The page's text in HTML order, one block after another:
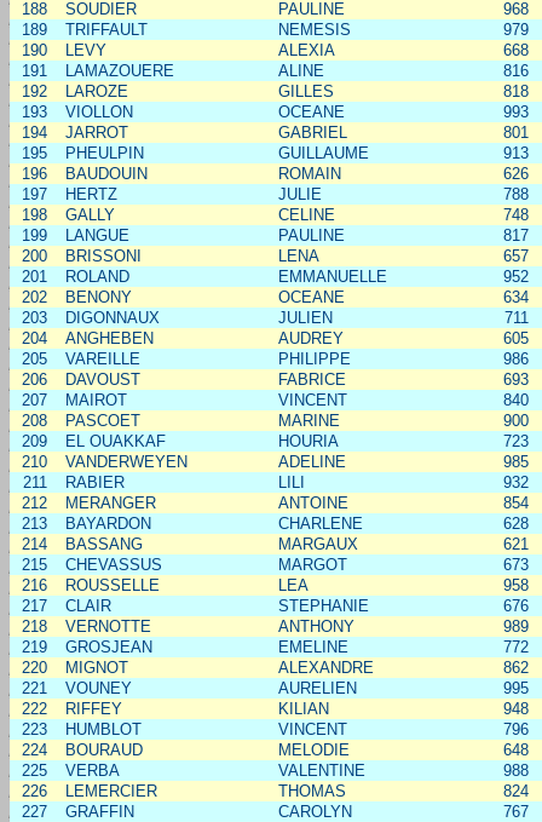
188 SOUDIER PAULINE
968
189
TRIFFAULT NEMESIS
979
190
LEVY ALEXIA
668
191
LAMAZOUERE ALINE
816
192
LAROZE GILLES
818
193
VIOLLON OCEANE
993
194
JARROT GABRIEL
801
195
PHEULPIN GUILLAUME
913
196
BAUDOUIN ROMAIN
626
197
HERTZ JULIE
788
198
GALLY CELINE
748
199
LANGUE PAULINE
817
200
BRISSONI LENA
657
201
ROLAND EMMANUELLE
952
202
BENONY OCEANE
634
203
DIGONNAUX JULIEN
711
204
ANGHEBEN AUDREY
605
205
VAREILLE PHILIPPE
986
206
DAVOUST FABRICE
693
207
MAIROT VINCENT
840
208
PASCOET MARINE
900
209
EL OUAKKAF HOURIA
723
210
VANDERWEYEN ADELINE
985
211
RABIER LILI
932
212
MERANGER ANTOINE
854
213
BAYARDON CHARLENE
628
214
BASSANG MARGAUX
621
215
CHEVASSUS MARGOT
673
216
ROUSSELLE LEA
958
217
CLAIR STEPHANIE
676
218
VERNOTTE ANTHONY
989
219
GROSJEAN EMELINE
772
220
MIGNOT ALEXANDRE
862
221
VOUNEY AURELIEN
995
222
RIFFEY KILIAN
948
223
HUMBLOT VINCENT
796
224
BOURAUD MELODIE
648
225
VERBA VALENTINE
988
226
LEMERCIER THOMAS
824
227
GRAFFIN CAROLYN
767